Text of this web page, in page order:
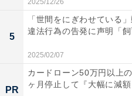
2025/12/26
5
「世間をにぎわせている
違法行為の告発に声明「
2025/02/07
PR
カードローン50万円以上
ヶ月停止して『大幅に減